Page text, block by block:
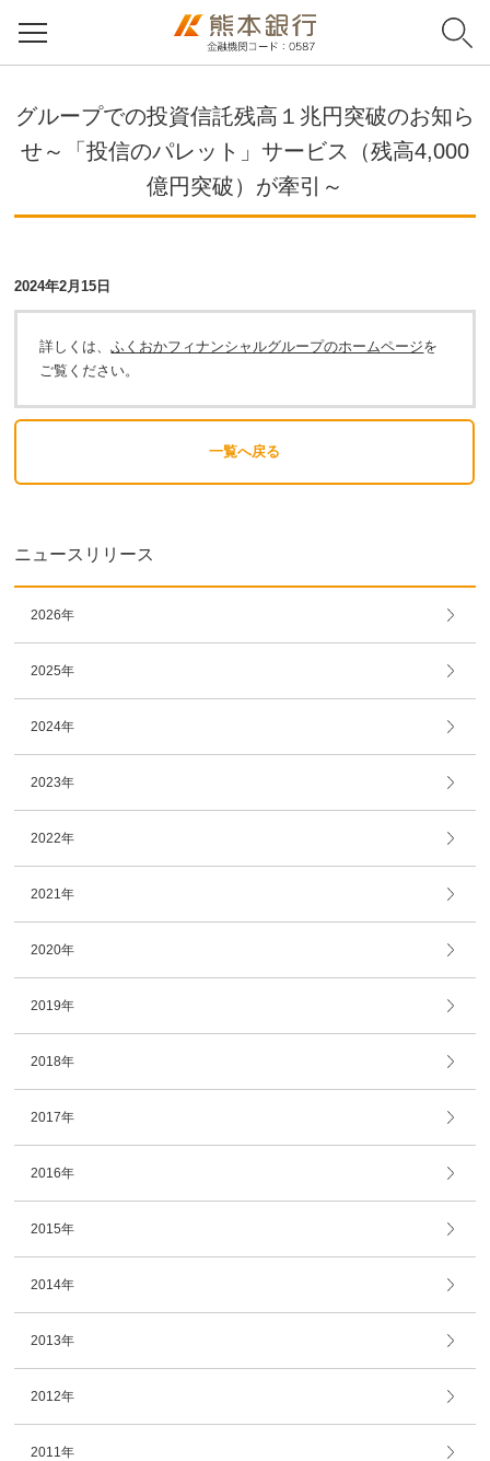
グループでの投資信託残高１兆円突破のお知ら
せ～「投信のパレット」サービス（残高4,000
億円突破）が牽引～
2024年2月15日
詳しくは、ふくおかフィナンシャルグループのホームページを
ご覧ください。
一覧へ戻る
ニュースリリース
2026年
2025年
2024年
2023年
2022年
2021年
2020年
2019年
2018年
2017年
2016年
2015年
2014年
2013年
2012年
2011年